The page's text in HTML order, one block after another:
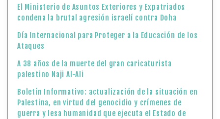
El Ministerio de Asuntos Exteriores y Expatriados
condena la brutal agresión israelí contra Doha
Día Internacional para Proteger a la Educación de los
Ataques
A 38 años de la muerte del gran caricaturista
palestino Naji Al-Ali
Boletín Informativo: actualización de la situación en
Palestina, en virtud del genocidio y crímenes de
guerra y lesa humanidad que ejecuta el Estado de